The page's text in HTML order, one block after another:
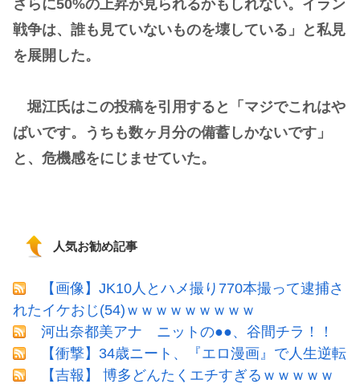
さらに50%の上昇が見られるかもしれない。イラン
戦争は、誰も見ていないものを壊している」と私見
を展開した。
堀江氏はこの投稿を引用すると「マジでこれはや
ばいです。うちも数ヶ月分の備蓄しかないです」
と、危機感をにじませていた。
人気お勧め記事
【画像】JK10人とハメ撮り770本撮って逮捕さ
れたイケおじ(54)ｗｗｗｗｗｗｗｗｗ
河出奈都美アナ ニットの●●、谷間チラ！！
【衝撃】34歳ニート、『エロ漫画』で人生逆転
【吉報】 博多どんたくエチすぎるｗｗｗｗｗ